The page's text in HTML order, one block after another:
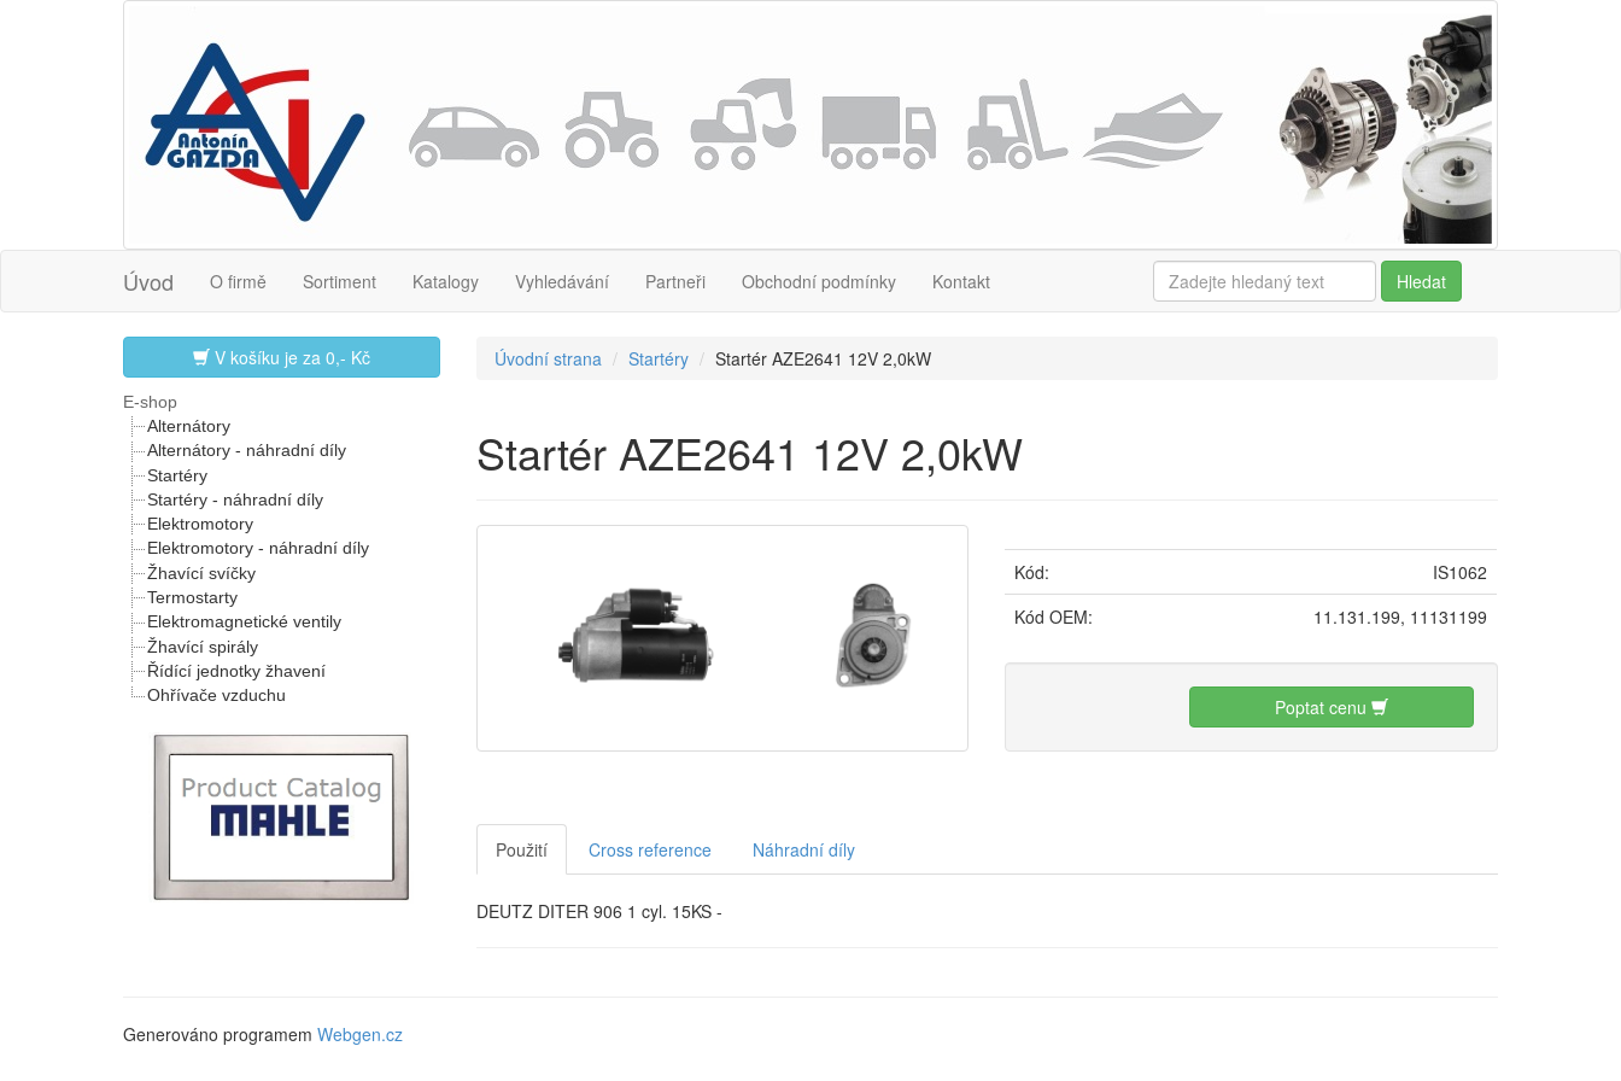
Úvod O firmě Sortiment Katalogy Vyhledávání Partneři Obchodní podmínky Kontakt Hledat
V košíku je za 0,- Kč
E-shop
Alternátory
Alternátory - náhradní díly
Startéry
Startéry - náhradní díly
Elektromotory
Elektromotory - náhradní díly
Žhavící svíčky
Termostarty
Elektromagnetické ventily
Žhavící spirály
Řídící jednotky žhavení
Ohřívače vzduchu
Úvodní strana Startéry Startér AZE2641 12V 2,0kW
Startér AZE2641 12V 2,0kW
Kód:
IS1062
Kód OEM:
11.131.199, 11131199
Poptat cenu
Použití Cross reference Náhradní díly
DEUTZ DITER 906 1 cyl. 15KS -
Generováno programem Webgen.cz